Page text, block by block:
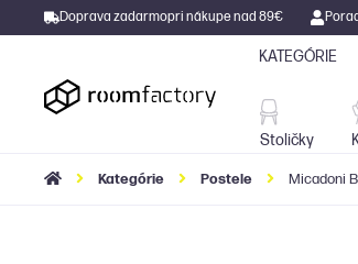
Doprava zadarmopri nákupe nad 89€
KATEGÓRIE
Stoličky
Kategórie Postele Micadoni